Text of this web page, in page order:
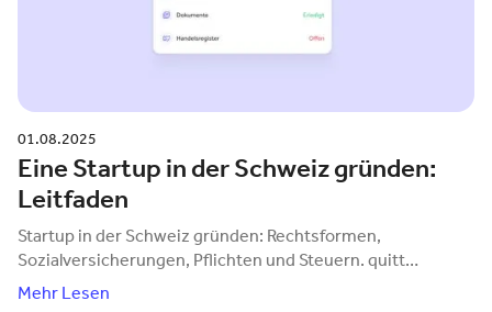
01.08.2025
Eine Startup in der Schweiz gründen:
Leitfaden
Startup in der Schweiz gründen: Rechtsformen,
Sozialversicherungen, Pflichten und Steuern. quitt
Business übernimmt Ihre Lohn- und HR-Administration.
Mehr Lesen